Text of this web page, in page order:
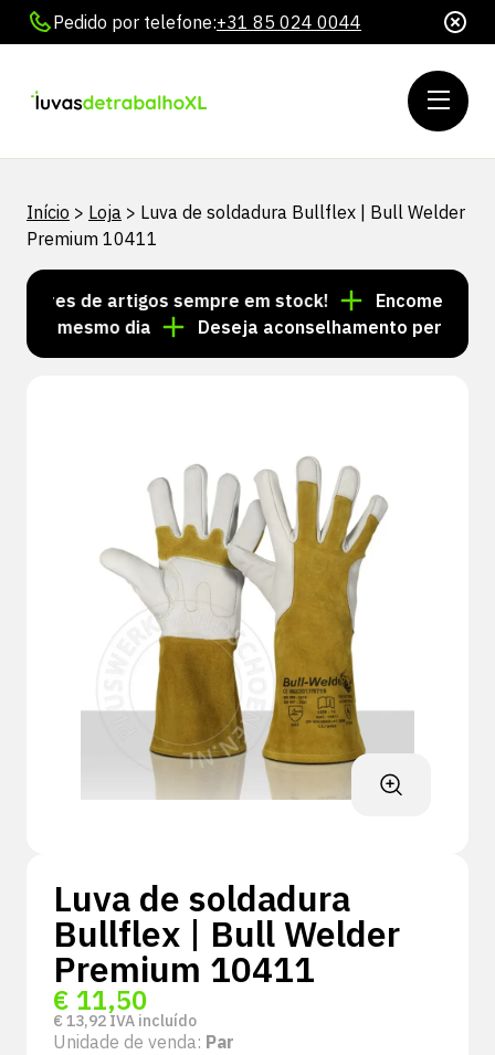
Pedido por telefone:+31 85 024 0044
Início > Loja > Luva de soldadura Bullflex | Bull Welder
Premium 10411
de artigos sempre em stock!
Encomendas
mesmo dia
Deseja aconselhamento
Luva de soldadura
Bullflex | Bull Welder
Premium 10411
€ 11,50
€ 13,92 IVA incluído
Unidade de venda: Par